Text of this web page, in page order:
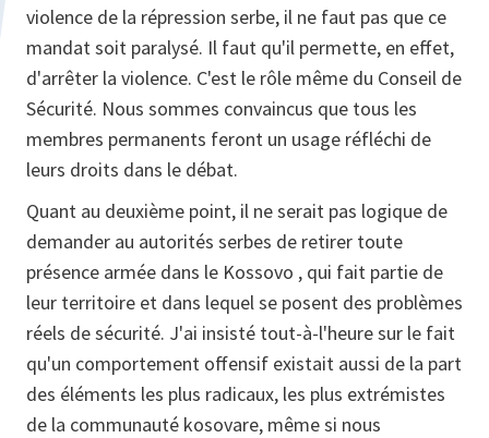
violence de la répression serbe, il ne faut pas que ce
mandat soit paralysé. Il faut qu'il permette, en effet,
d'arrêter la violence. C'est le rôle même du Conseil de
Sécurité. Nous sommes convaincus que tous les
membres permanents feront un usage réfléchi de
leurs droits dans le débat.
Quant au deuxième point, il ne serait pas logique de
demander au autorités serbes de retirer toute
présence armée dans le Kossovo , qui fait partie de
leur territoire et dans lequel se posent des problèmes
réels de sécurité. J'ai insisté tout-à-l'heure sur le fait
qu'un comportement offensif existait aussi de la part
des éléments les plus radicaux, les plus extrémistes
de la communauté kosovare, même si nous